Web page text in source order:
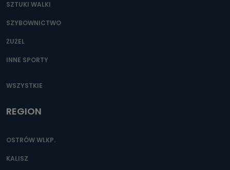
SZTUKI WALKI
SZYBOWNICTWO
ŻUŻEL
INNE SPORTY
WSZYSTKIE
REGION
OSTRÓW WLKP.
KALISZ